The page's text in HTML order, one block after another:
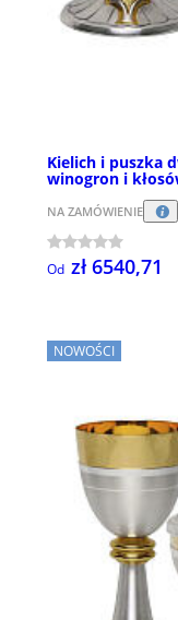
Kielich i puszka
winogron i
NA ZAMÓWIENIE
Od zł 6540,71
NOWOŚCI